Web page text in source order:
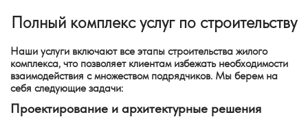
Полный комплекс услуг по строительству
Наши услуги включают все этапы строительства жилого
комплекса, что позволяет клиентам избежать необходимости
взаимодействия с множеством подрядчиков. Мы берем на
себя следующие задачи:
Проектирование и архитектурные решения